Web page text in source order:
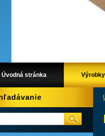
Úvodná stránka Výrobky